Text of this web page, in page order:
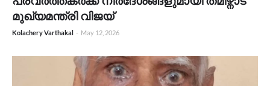
മുഖ്യമന്ത്രി വിജയ്
Kolachery Varthakal - May 12, 2026